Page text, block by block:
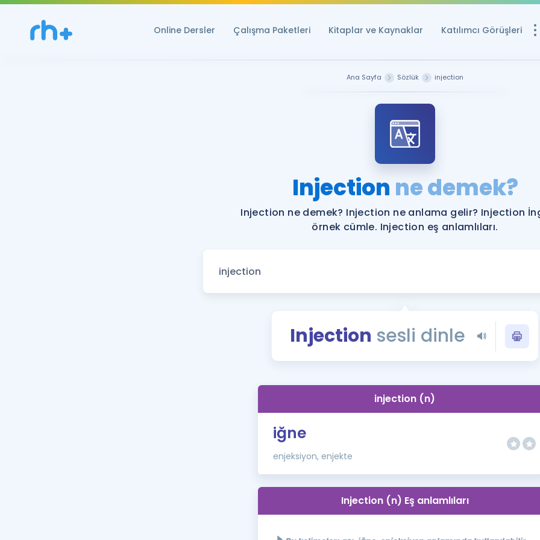
Online Dersler Çalışma Paketleri Kitaplar ve Kaynaklar Katılımcı Görüşleri
YDS ve YÖKDİL
Rehberlik Aracı
YDS ve YÖKDİL'e
Tüm ÖSYM
YDS - YÖKDİL
İngilizce Gramer
Ana Sayfa Sözlük injection
Injection ne demek?
Injection ne demek? Injection ne anlama gelir? Injection
örnek cümle. Injection eş anlamlıları.
Injection sesli dinle
injection (n)
iğne
enjeksiyon, enjekte
Injection (n) Eş anlamlıları